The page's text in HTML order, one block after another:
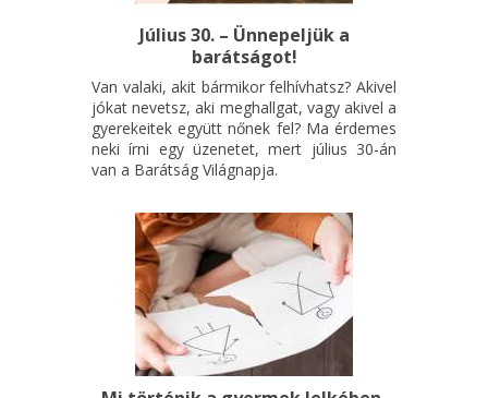
Július 30. – Ünnepeljük a
barátságot!
Van valaki, akit bármikor felhívhatsz? Akivel
jókat nevetsz, aki meghallgat, vagy akivel a
gyerekeitek együtt nőnek fel? Ma érdemes
neki írni egy üzenetet, mert július 30-án
van a Barátság Világnapja.